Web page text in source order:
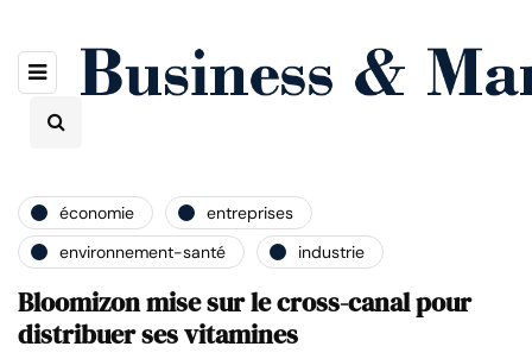
économie
entreprises
environnement-santé
industrie
Bloomizon mise sur le cross-canal pour
distribuer ses vitamines